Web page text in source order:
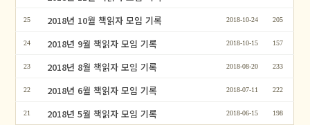
25 2018년 10월 책읽자 모임 기록 2018-10-24 205
24 2018년 9월 책읽자 모임 기록 2018-10-15 157
23 2018년 8월 책읽자 모임 기록 2018-08-20 233
22 2018년 6월 책읽자 모임 기록 2018-07-11 222
21 2018년 5월 책읽자 모임 기록 2018-06-15 198